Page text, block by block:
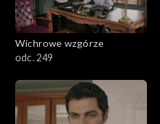
Wichrowe wzgórze
odc. 249